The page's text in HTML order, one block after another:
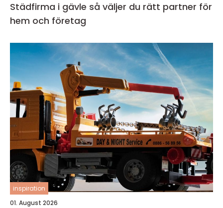
Städfirma i gävle så väljer du rätt partner för
hem och företag
inspiration
01. August 2026